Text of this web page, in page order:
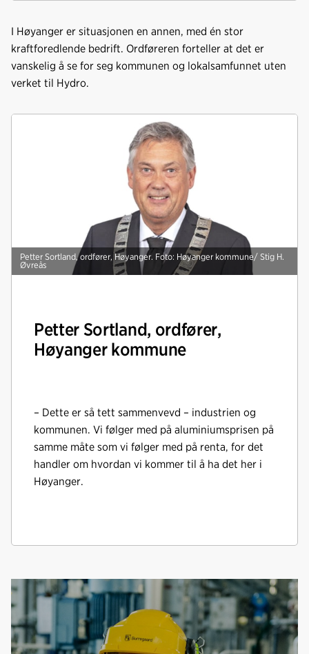
I Høyanger er situasjonen en annen, med én stor
kraftforedlende bedrift. Ordføreren forteller at det er
vanskelig å se for seg kommunen og lokalsamfunnet uten
verket til Hydro.
Petter Sortland, ordfører, Høyanger. Foto: Høyanger kommune/ Stig H.
Øvreås
Petter Sortland, ordfører,
Høyanger kommune
– Dette er så tett sammenvevd – industrien og
kommunen. Vi følger med på aluminiumsprisen på
samme måte som vi følger med på renta, for det
handler om hvordan vi kommer til å ha det her i
Høyanger.